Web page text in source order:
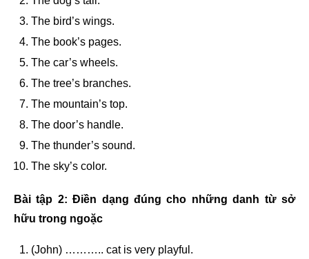
The bird’s wings.
The book’s pages.
The car’s wheels.
The tree’s branches.
The mountain’s top.
The door’s handle.
The thunder’s sound.
The sky’s color.
Bài tập 2: Điền dạng đúng cho những danh từ sở
hữu trong ngoặc
(John) ……….. cat is very playful.